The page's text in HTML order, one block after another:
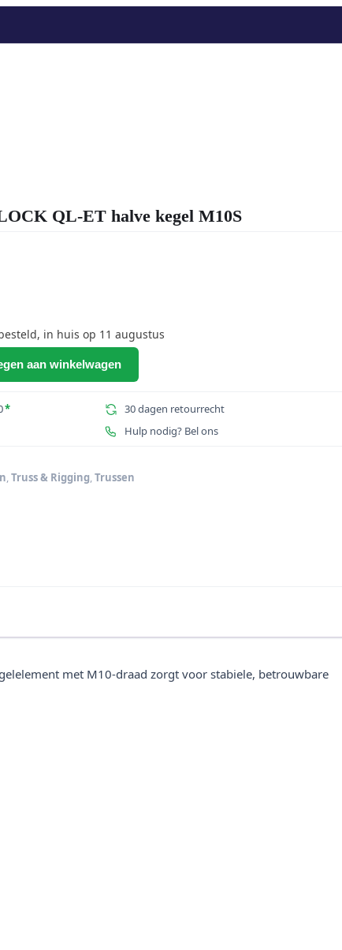
QL-ET halve kegel M10S
in huis op 11 augustus
aan winkelwagen
*
30 dagen retourrecht
Hulp nodig? Bel ons
Truss & Rigging Trussen
met M10-draad zorgt voor stabiele, betrouwbare